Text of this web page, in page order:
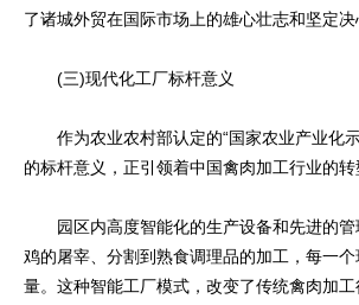
了诸城外贸在国际市场上的雄心壮志和坚定决
(三)现代化工厂标杆意义
作为农业农村部认定的“国家农业产业化示
的标杆意义，正引领着中国禽肉加工行业的转
园区内高度智能化的生产设备和先进的管
鸡的屠宰、分割到熟食调理品的加工，每一
量。这种智能工厂模式，改变了传统禽肉加